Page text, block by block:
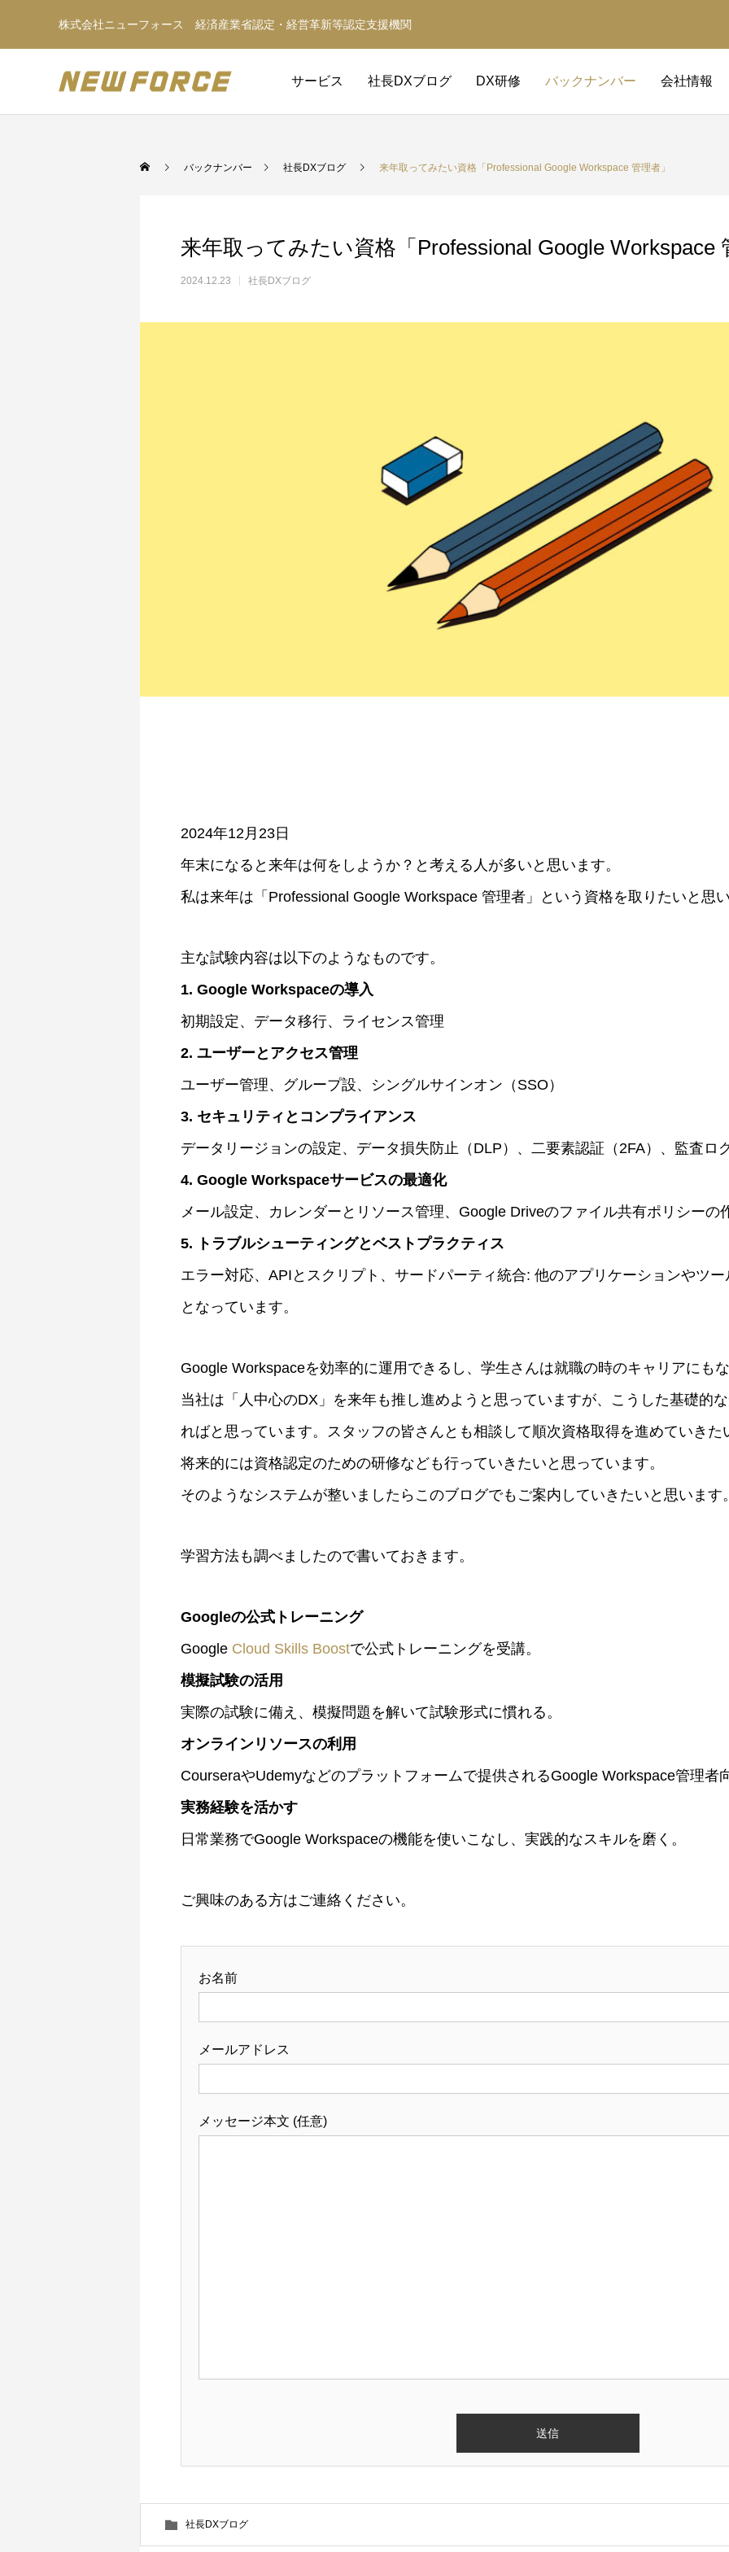
株式会社ニューフォース 経済産業省認定・経営革新等認定支援機関
サービス 社長DXブログ DX研修 バックナンバー 会社情報
バックナンバー 社長DXブログ 来年取ってみたい資格「Professional Google Workspace 管理者」
来年取ってみたい資格「Professional Google Workspace
2024.12.23 社長DXブログ
2024年12月23日
年末になると来年は何をしようか？と考える人が多いと思います。
私は来年は「Professional Google Workspace 管理者」という資格を取りたいと思い
主な試験内容は以下のようなものです。
1. Google Workspaceの導入
初期設定、データ移行、ライセンス管理
2. ユーザーとアクセス管理
ユーザー管理、グループ設、シングルサインオン（SSO）
3. セキュリティとコンプライアンス
データリージョンの設定、データ損失防止（DLP）、二要素認証（2FA）、監査ロ
4. Google Workspaceサービスの最適化
メール設定、カレンダーとリソース管理、Google Driveのファイル共有ポリシーの
5. トラブルシューティングとベストプラクティス
エラー対応、APIとスクリプト、サードパーティ統合: 他のアプリケーションやツー
となっています。
Google Workspaceを効率的に運用できるし、学生さんは就職の時のキャリアにもな
当社は「人中心のDX」を来年も推し進めようと思っていますが、こうした基礎的
ればと思っています。スタッフの皆さんとも相談して順次資格取得を進めていきた
将来的には資格認定のための研修なども行っていきたいと思っています。
そのようなシステムが整いましたらこのブログでもご案内していきたいと思います。
学習方法も調べましたので書いておきます。
Googleの公式トレーニング
Google Cloud Skills Boostで公式トレーニングを受講。
模擬試験の活用
実際の試験に備え、模擬問題を解いて試験形式に慣れる。
オンラインリソースの利用
CourseraやUdemyなどのプラットフォームで提供されるGoogle Workspace管理者
実務経験を活かす
日常業務でGoogle Workspaceの機能を使いこなし、実践的なスキルを磨く。
ご興味のある方はご連絡ください。
お名前
メールアドレス
メッセージ本文 (任意)
社長DXブログ